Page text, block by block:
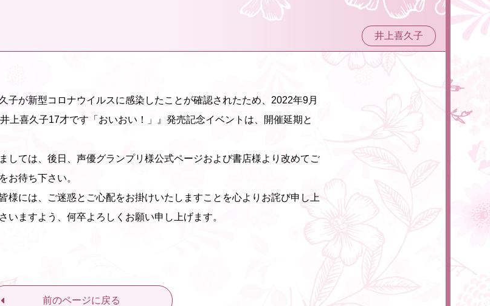
井上喜久子
子が新型コロナウイルスに感染したことが確認されたため、2022年9月
上喜久子17才です「おいおい！」』発売記念イベントは、開催延期と
しては、後日、声優グランプリ様公式ページおよび書店様より改めてご
お待ち下さい。
様には、ご迷惑とご心配をお掛けいたしますことを心よりお詫び申し上
いますよう、何卒よろしくお願い申し上げます。
前のページに戻る